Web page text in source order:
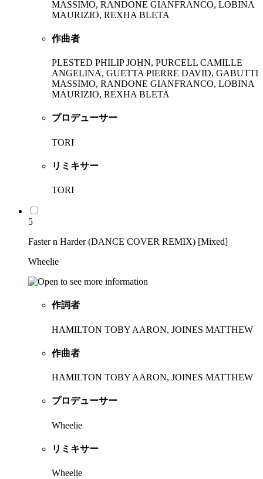
MASSIMO, RANDONE GIANFRANCO, LOBINA
MAURIZIO, REXHA BLETA
作曲者
PLESTED PHILIP JOHN, PURCELL CAMILLE
ANGELINA, GUETTA PIERRE DAVID, GABUTTI
MASSIMO, RANDONE GIANFRANCO, LOBINA
MAURIZIO, REXHA BLETA
プロデューサー
TORI
リミキサー
TORI
5
Faster n Harder (DANCE COVER REMIX) [Mixed]
Wheelie
作詞者
HAMILTON TOBY AARON, JOINES MATTHEW
作曲者
HAMILTON TOBY AARON, JOINES MATTHEW
プロデューサー
Wheelie
リミキサー
Wheelie